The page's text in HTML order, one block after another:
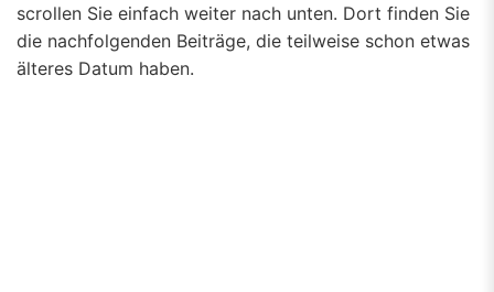
scrollen Sie einfach weiter nach unten. Dort finden Sie
die nachfolgenden Beiträge, die teilweise schon etwas
älteres Datum haben.